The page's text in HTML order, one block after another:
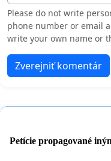
Please do not write
phone number or email
write your own name or
Zverejniť komentár
Petície propagované